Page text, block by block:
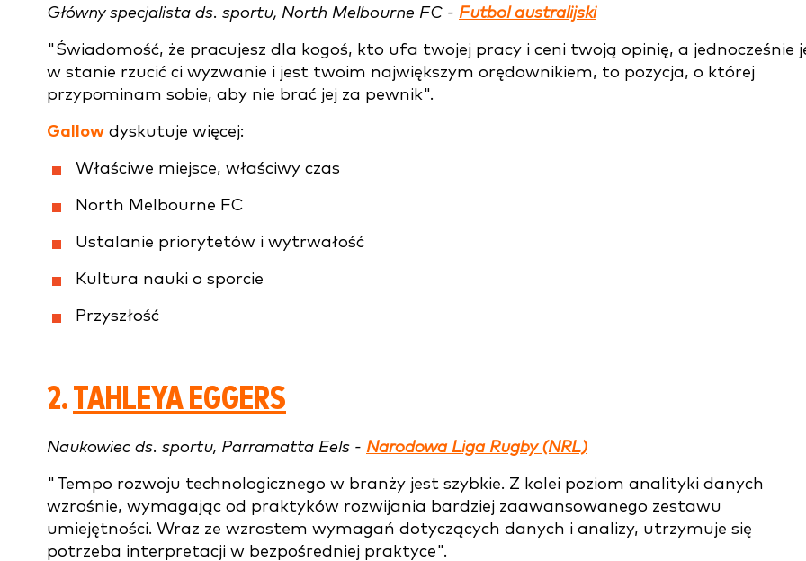
Główny specjalista ds. sportu, North Melbourne FC - Futbol australijski
"Świadomość, że pracujesz dla kogoś, kto ufa twojej pracy i ceni twoją opinię, a jednocześnie
w stanie rzucić ci wyzwanie i jest twoim największym orędownikiem, to pozycja, o której
przypominam sobie, aby nie brać jej za pewnik".
Gallow dyskutuje więcej:
Właściwe miejsce, właściwy czas
North Melbourne FC
Ustalanie priorytetów i wytrwałość
Kultura nauki o sporcie
Przyszłość
2.TAHLEYA EGGERS
Naukowiec ds. sportu, Parramatta Eels - Narodowa Liga Rugby (NRL)
"Tempo rozwoju technologicznego w branży jest szybkie. Z kolei poziom analityki danych
wzrośnie, wymagając od praktyków rozwijania bardziej zaawansowanego zestawu
umiejętności. Wraz ze wzrostem wymagań dotyczących danych i analizy, utrzymuje się
potrzeba interpretacji w bezpośredniej praktyce".